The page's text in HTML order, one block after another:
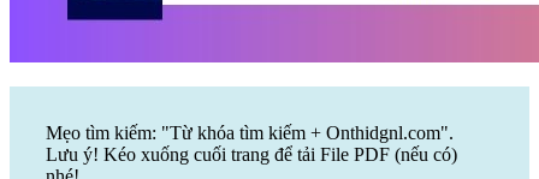
Mẹo tìm kiếm: "Từ khóa tìm kiếm + Onthidgnl.com".
Lưu ý! Kéo xuống cuối trang để tải File PDF (nếu có)